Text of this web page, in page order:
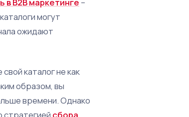
B2B маркетинге –
могут
ожидают
каталог не как
образом, вы
времени. Однако
стратегией сбора